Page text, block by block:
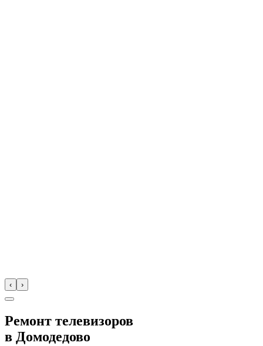
‹ ›
Ремонт телевизоров
в Домодедово